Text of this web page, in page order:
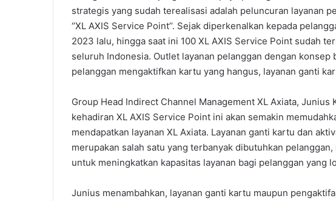
strategis yang sudah terealisasi adalah peluncuran layanan
‘’XL AXIS Service Point’’. Sejak diperkenalkan kepada
2023 lalu, hingga saat ini 100 XL AXIS Service Point sudah
seluruh Indonesia. Outlet layanan pelanggan dengan konsep
pelanggan mengaktifkan kartu yang hangus, layanan ganti
Group Head Indirect Channel Management XL Axiata, Junius
kehadiran XL AXIS Service Point ini akan semakin
mendapatkan layanan XL Axiata. Layanan ganti kartu dan
merupakan salah satu yang terbanyak dibutuhkan
untuk meningkatkan kapasitas layanan bagi pelanggan yang
Junius menambahkan, layanan ganti kartu maupun